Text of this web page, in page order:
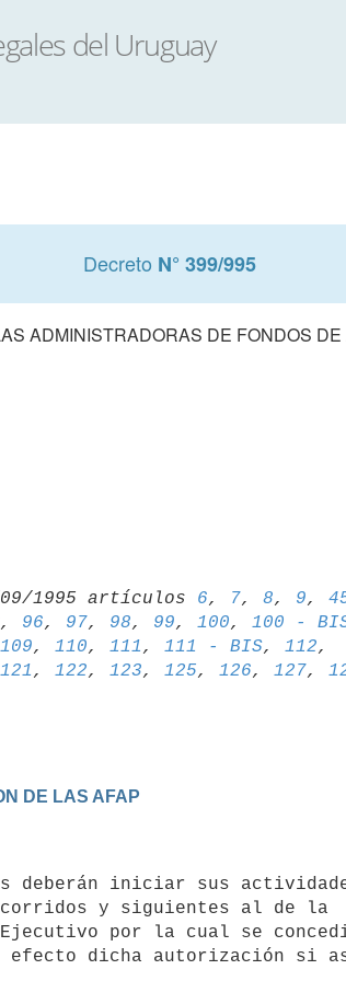
Decreto N° 399/995
ADMINISTRADORAS DE FONDOS
1995 artículos 6, 7, 8, 9,
, 96, 97, 98, 99, 100, 100 -
109, 110, 111 , 111 - BIS, 112,
121 , 122, 123, 125, 126, 127,
DE LAS AFAP
y siguientes al de la
por la cual se
efecto dicha autorización si